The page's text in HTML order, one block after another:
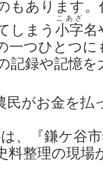
もあります
しまう 小字
こあざ
名
一つひとつ
記録や記憶
民がお金を
は、『鎌ケ谷
料整理の現場